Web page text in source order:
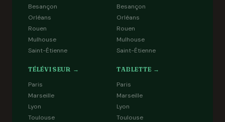
Besançon
Orléans
Rouen
Mulhouse
Saint-Étienne
Besançon
Orléans
Rouen
Mulhouse
Saint-Étienne
TÉLÉVISEUR →
Paris
Marseille
Lyon
Toulouse
TABLETTE →
Paris
Marseille
Lyon
Toulouse